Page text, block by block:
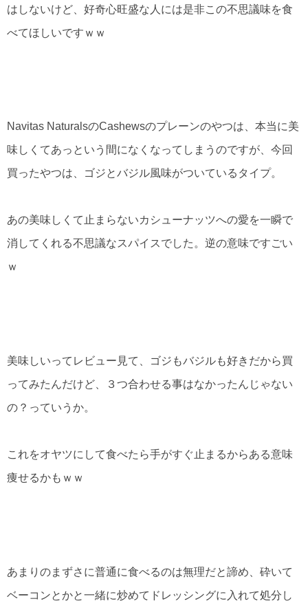
はしないけど、好奇心旺盛な人には是非この不思議味を食
べてほしいですｗｗ
Navitas NaturalsのCashewsのプレーンのやつは、本当に美
味しくてあっという間になくなってしまうのですが、今回
買ったやつは、ゴジとバジル風味がついているタイプ。
あの美味しくて止まらないカシューナッツへの愛を一瞬で
消してくれる不思議なスパイスでした。逆の意味ですごい
ｗ
美味しいってレビュー見て、ゴジもバジルも好きだから買
ってみたんだけど、３つ合わせる事はなかったんじゃない
の？っていうか。
これをオヤツにして食べたら手がすぐ止まるからある意味
痩せるかもｗｗ
あまりのまずさに普通に食べるのは無理だと諦め、砕いて
ベーコンとかと一緒に炒めてドレッシングに入れて処分し